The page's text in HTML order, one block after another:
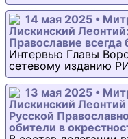
14 мая 2025 •
Лискинский
Православие
Интервью Главы
сетевому изданию
13 мая 2025 •
Лискинский
Русской
обители в